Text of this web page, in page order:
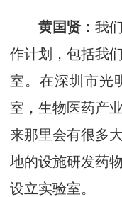
黄国贤： 我
作计划，包括我
室。在深圳市光
室，生物医药产
来那里会有很多
地的设施研发药
设立实验室。